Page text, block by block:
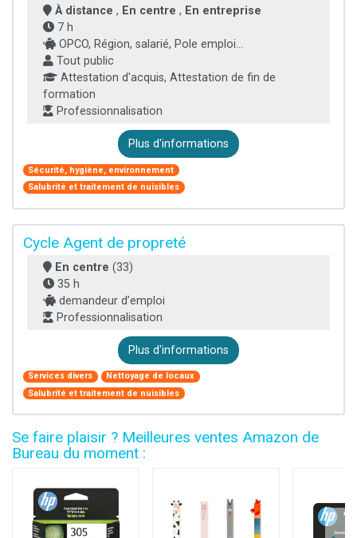
À distance , En centre , En entreprise
7 h
OPCO, Région, salarié, Pole emploi...
Tout public
Attestation d'acquis, Attestation de fin de
formation
Professionnalisation
Plus d'informations
Sécurité, hygiène, environnement
Salubrité et traitement de nuisibles
Cycle Agent de propreté
En centre (33)
35 h
demandeur d’emploi
Professionnalisation
Plus d'informations
Services divers
Nettoyage de locaux
Salubrité et traitement de nuisibles
Se faire plaisir ? Meilleures ventes Amazon de
Bureau du moment :